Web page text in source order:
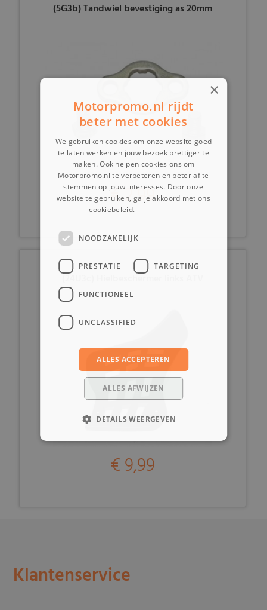
(5G3b) Tandwiel bevestiging as 20mm
€ 2,99
€ 9,99
Klantenservice
×
Motorpromo.nl rijdt
beter met cookies
We gebruiken cookies om onze website goed
te laten werken en jouw bezoek prettiger te
maken. Ook helpen cookies ons om
Motorpromo.nl te verbeteren en beter af te
stemmen op jouw interesses. Door onze
website te gebruiken, ga je akkoord met ons
cookiebeleid.
NOODZAKELIJK
PRESTATIE TARGETING
FUNCTIONEEL
UNCLASSIFIED
ALLES ACCEPTEREN
ALLES AFWIJZEN
DETAILS WEERGEVEN